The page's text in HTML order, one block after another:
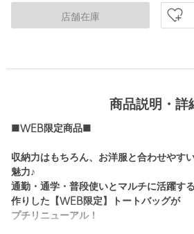
店舗在庫
商品説明・詳
■WEB限定商品■
収納力はもちろん、お洋服と合わせやす
魅力♪
通勤・通学・普段使いとマルチに活躍す
作りした【WEB限定】トートバッグが
プチリニューアル！